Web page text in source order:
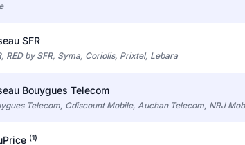
SFR
RED by SFR, Syma, Coriolis, Prixtel, Lebara
Bouygues Telecom
Telecom, Cdiscount Mobile, Auchan Telecom, NRJ
(1)